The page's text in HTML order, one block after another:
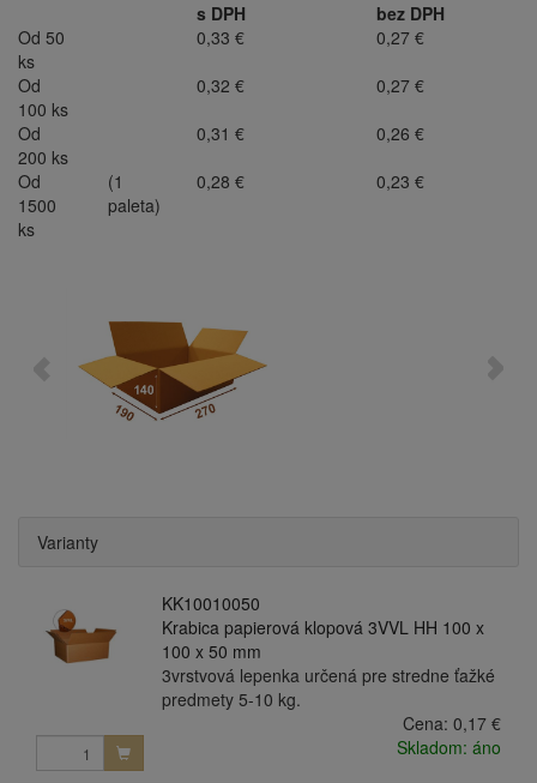
s DPH
bez DPH
Od 50
ks
0,33 €
0,27 €
Od
100 ks
0,32 €
0,27 €
Od
200 ks
0,31 €
0,26 €
Od
1500
ks
(1
paleta)
0,28 € 0,23 €
Varianty
KK10010050
Krabica papierová klopová 3VVL HH 100 x
100 x 50 mm
3vrstvová lepenka určená pre stredne ťažké
predmety 5-10 kg.
Cena: 0,17 €
Skladom: áno